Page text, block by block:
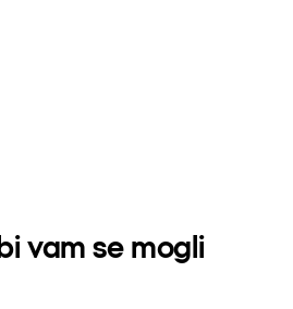
vam se mogli